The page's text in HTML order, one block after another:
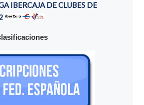
IBERCAJA DE CLUBES DE